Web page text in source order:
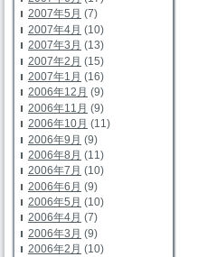
2007年5月 (7)
2007年4月 (10)
2007年3月 (13)
2007年2月 (15)
2007年1月 (16)
2006年12月 (9)
2006年11月 (9)
2006年10月 (11)
2006年9月 (9)
2006年8月 (11)
2006年7月 (10)
2006年6月 (9)
2006年5月 (10)
2006年4月 (7)
2006年3月 (9)
2006年2月 (10)